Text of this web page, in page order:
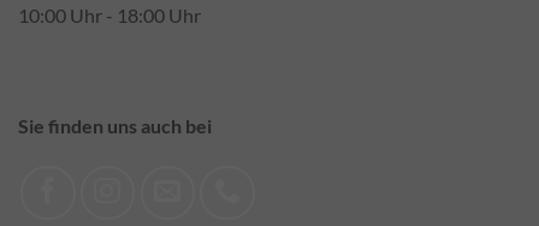
10:00 Uhr - 18:00 Uhr
Sie finden uns auch bei